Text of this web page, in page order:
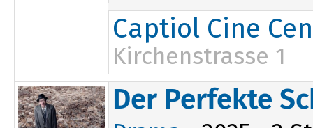
Captiol Cine
Kirchenstrasse 1
13:50
Der Perfekte